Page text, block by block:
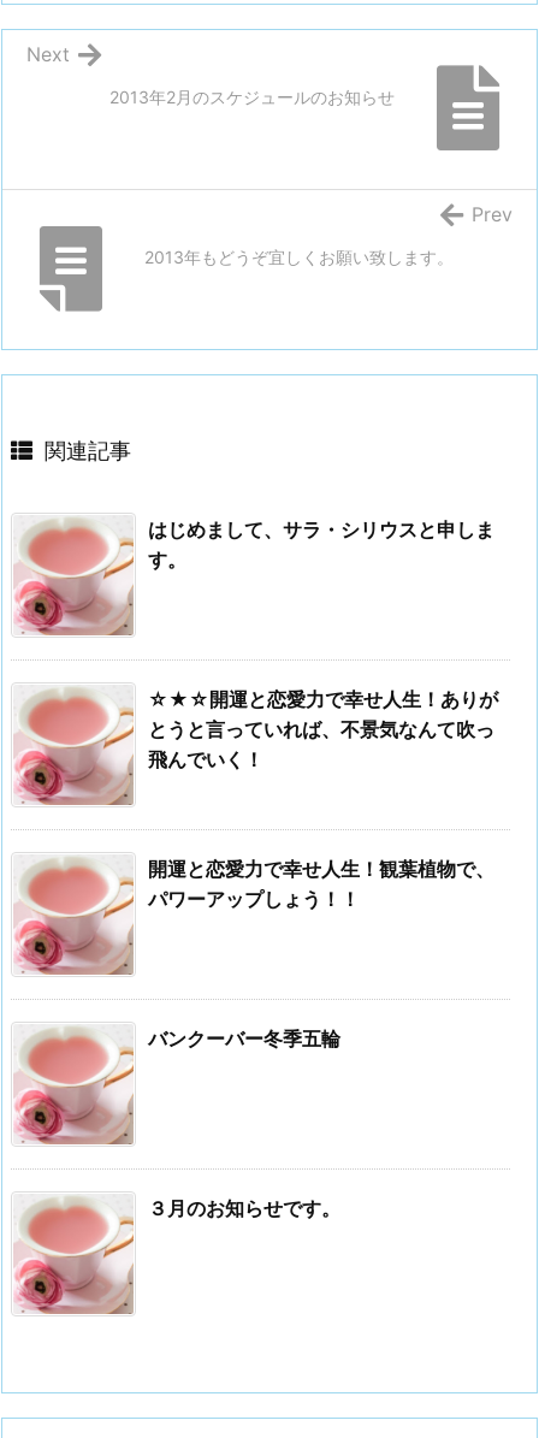
2013年2月のスケジュールのお知らせ
Next
2013年もどうぞ宜しくお願い致します。
Prev
関連記事
はじめまして、サラ・シリウスと申しま
す。
☆★☆開運と恋愛力で幸せ人生！ありが
とうと言っていれば、不景気なんて吹っ
飛んでいく！
開運と恋愛力で幸せ人生！観葉植物で、
パワーアップしょう！！
バンクーバー冬季五輪
３月のお知らせです。